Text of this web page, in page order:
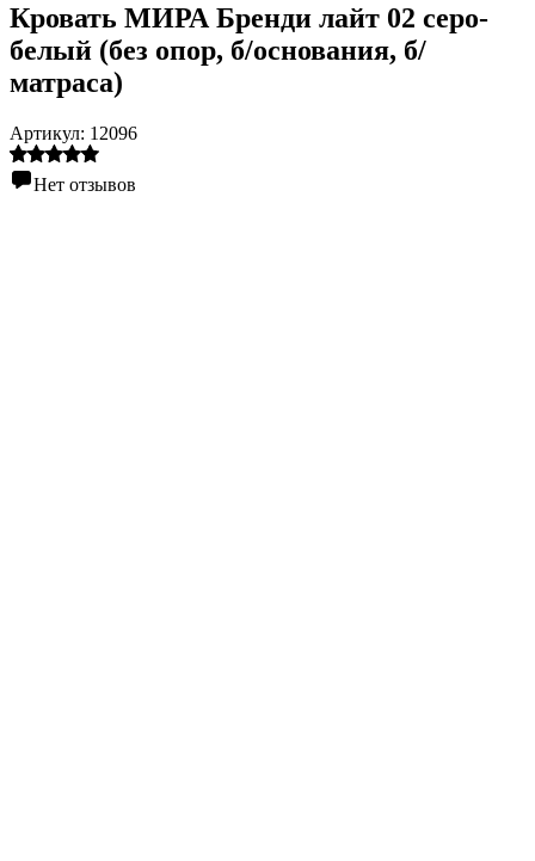
Кровать МИРА Бренди лайт 02 серо-
белый (без опор, б/основания, б/
матраса)
Артикул: 12096
Нет отзывов